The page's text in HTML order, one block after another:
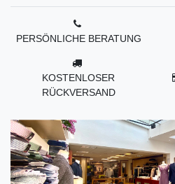
PERSÖNLICHE BERATUNG
KOSTENLOSER
RÜCKVERSAND